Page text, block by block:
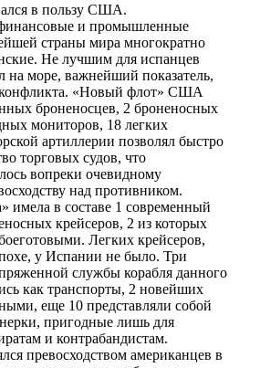
в пользу США.
и промышленные
страны мира многократно
Не лучшим для испанцев
на море, важнейший показатель,
конфликта. «Новый флот» США
броненосцев, 2 броненосных
мониторов, 18 легких
артиллерии позволял быстро
торговых судов, что
вопреки очевидному
над противником.
имела в составе 1 современный
крейсеров, 2 из которых
Легких крейсеров,
у Испании не было. Три
службы корабля данного
как транспорты, 2 новейших
еще 10 представляли собой
пригодные лишь для
и контрабандистам.
превосходством американцев в